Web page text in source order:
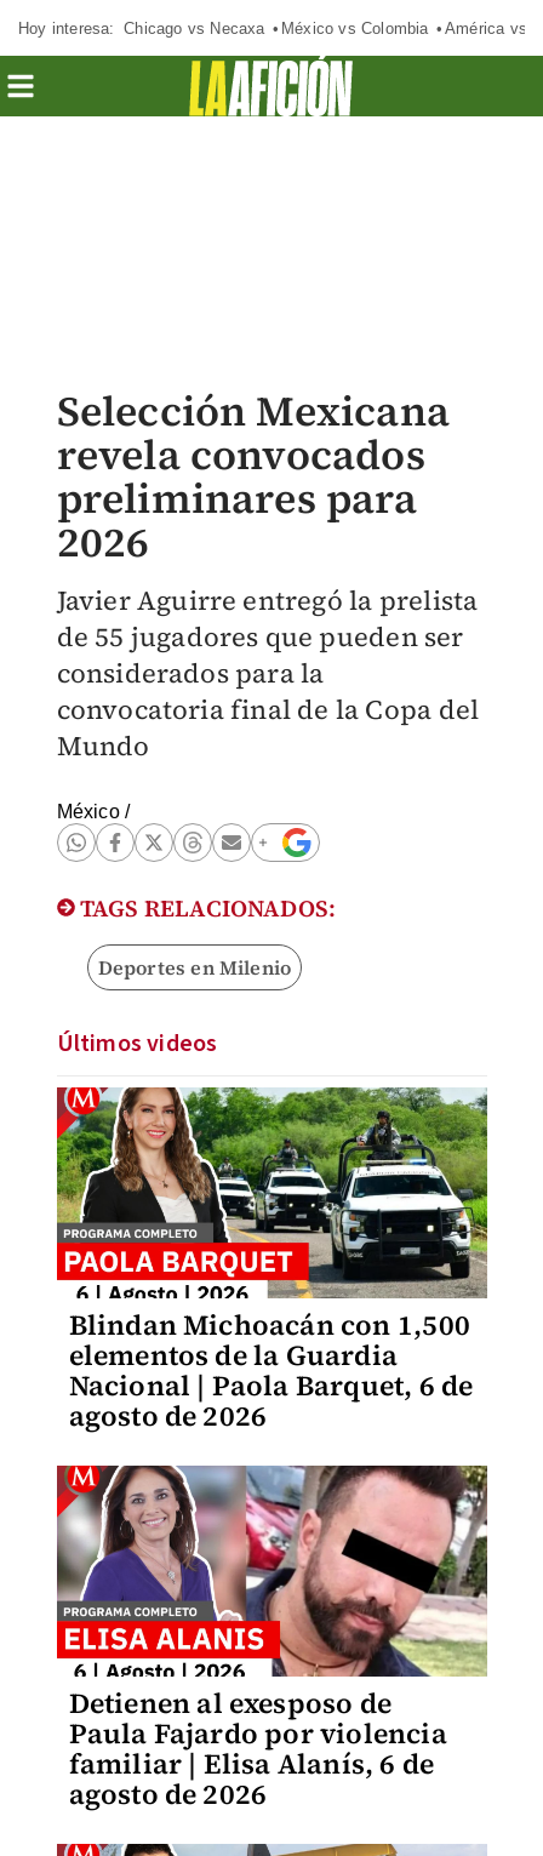
Hoy interesa: Chicago vs Necaxa México vs Colombia América vs
Selección Mexicana
revela convocados
preliminares para
2026
Javier Aguirre entregó la prelista
de 55 jugadores que pueden ser
considerados para la
convocatoria final de la Copa del
Mundo
México/
TAGS RELACIONADOS:
Deportes en Milenio
Últimos videos
Blindan Michoacán con 1,500
elementos de la Guardia
Nacional | Paola Barquet, 6 de
agosto de 2026
Detienen al exesposo de
Paula Fajardo por violencia
familiar | Elisa Alanís, 6 de
agosto de 2026